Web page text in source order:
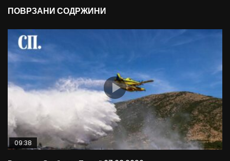
ПОВРЗАНИ СОДРЖИНИ
09:38